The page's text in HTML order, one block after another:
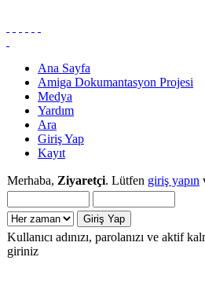
Ana Sayfa
Amiga Dokumantasyon Projesi
Medya
Yardım
Ara
Giriş Yap
Kayıt
Merhaba, Ziyaretçi. Lütfen giriş yapın
Kullanıcı adınızı, parolanızı ve aktif
giriniz